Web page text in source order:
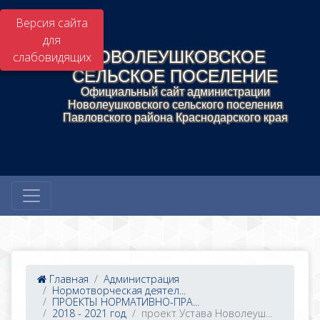
Версия сайта
для
слабовидящихНОВОЛЕУШКОВСКОЕ
СЕЛЬСКОЕ ПОСЕЛЕНИЕ
Официальный сайт администрации
Новолеушковского сельского поселения
Павловского района Краснодарского края
Главная
Администрация
Нормотворческая деятел...
ПРОЕКТЫ НОРМАТИВНО-ПРА...
2018 - 2021 год
проект Устава Новолеуш...